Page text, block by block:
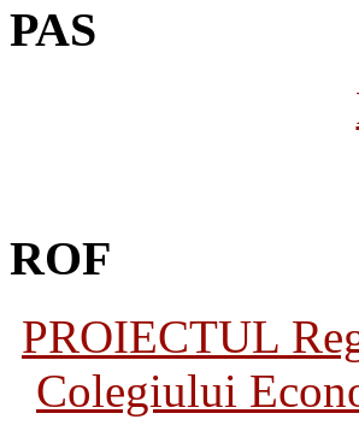
PAS
ROF
PROIECTUL
Colegiului